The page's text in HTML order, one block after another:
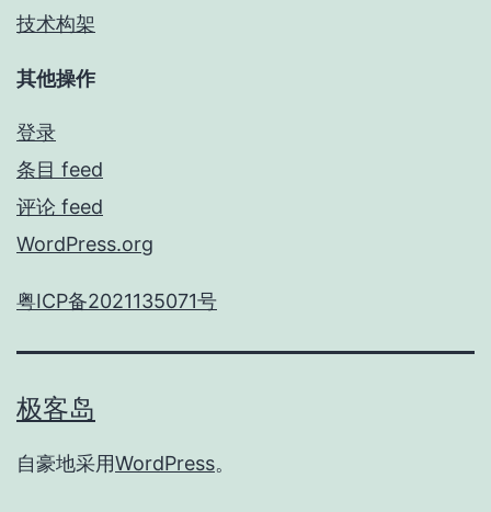
技术构架
其他操作
登录
条目 feed
评论 feed
WordPress.org
粤ICP备2021135071号
极客岛
自豪地采用WordPress。